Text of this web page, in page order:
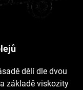
dělí dle dvou
základě viskozity